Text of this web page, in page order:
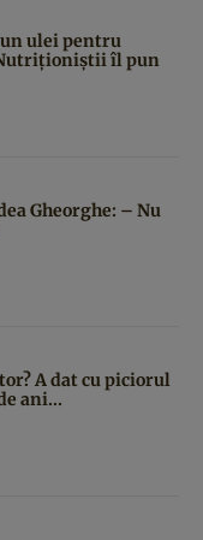
ulei pentru
îl pun
Gheorghe: – Nu
A dat cu piciorul
ani...